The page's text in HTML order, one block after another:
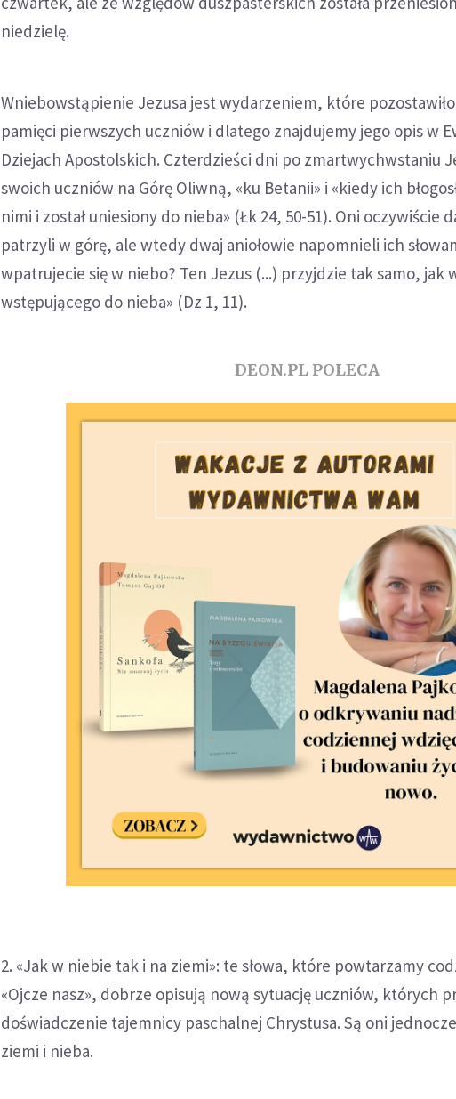
niedzielę.
Wniebowstąpienie Jezusa jest wydarzeniem, które
pamięci pierwszych uczniów i dlatego znajdujemy jego opis w
Dziejach Apostolskich. Czterdzieści dni po zmartwychwstaniu
swoich uczniów na Górę Oliwną, «ku Betanii» i «kiedy ich
nimi i został uniesiony do nieba» (Łk 24, 50-51). Oni oczywiście
patrzyli w górę, ale wtedy dwaj aniołowie napomnieli ich
wpatrujecie się w niebo? Ten Jezus (...) przyjdzie tak samo, jak
wstępującego do nieba» (Dz 1, 11).
DEON.PL POLECA
2. «Jak w niebie tak i na ziemi»: te słowa, które powtarzamy
«Ojcze nasz», dobrze opisują nową sytuację uczniów, których
doświadczenie tajemnicy paschalnej Chrystusa. Są oni
ziemi i nieba.